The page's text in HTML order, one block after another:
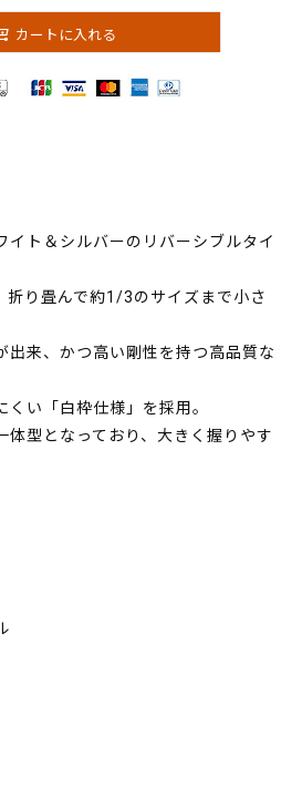
カートに入れる
イト＆シルバーのリバーシブルタイ
折り畳んで約1/3のサイズまで小さ
出来、かつ高い剛性を持つ高品質な
くい「白枠仕様」を採用。
体型となっており、大きく握りやす